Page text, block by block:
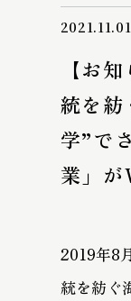
2021.11.01
【お
統を紡
学”で
業」
2019年8
統を紡ぐ